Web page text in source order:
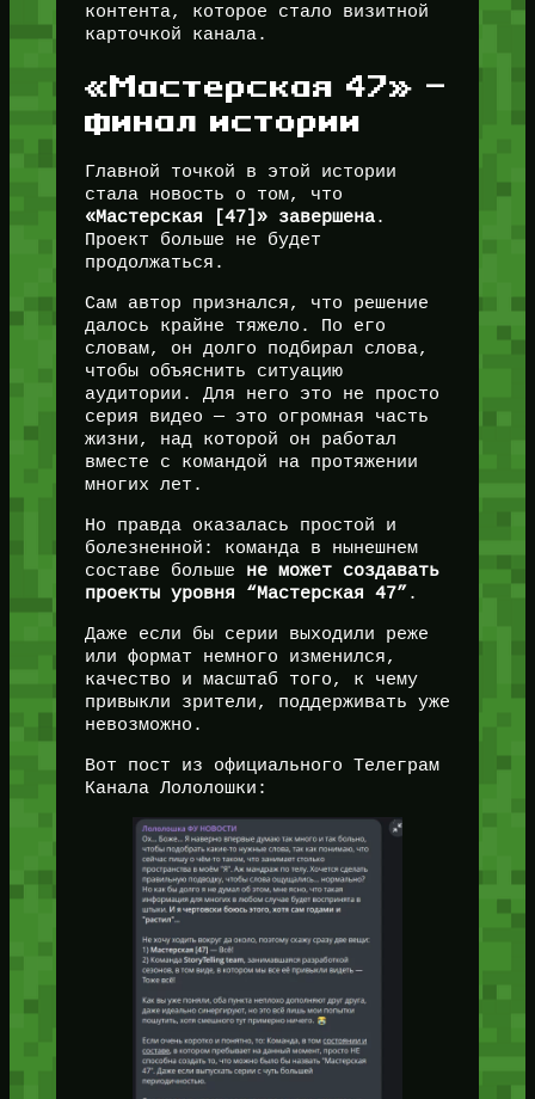
контента, которое стало визитной
карточкой канала.
«Мастерская 47» —
финал истории
Главной точкой в этой истории
стала новость о том, что
«Мастерская [47]» завершена.
Проект больше не будет
продолжаться.
Сам автор признался, что решение
далось крайне тяжело. По его
словам, он долго подбирал слова,
чтобы объяснить ситуацию
аудитории. Для него это не просто
серия видео — это огромная часть
жизни, над которой он работал
вместе с командой на протяжении
многих лет.
Но правда оказалась простой и
болезненной: команда в нынешнем
составе больше не может создавать
проекты уровня “Мастерская 47” .
Даже если бы серии выходили реже
или формат немного изменился,
качество и масштаб того, к чему
привыкли зрители, поддерживать уже
невозможно.
Вот пост из официального Телеграм
Канала Лололошки: